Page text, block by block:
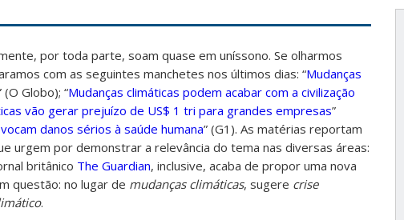
por toda parte, soam quase em uníssono. Se olharmos
com as seguintes manchetes nos últimos dias: “Mudanças
(O Globo); “Mudanças climáticas podem acabar com a civilização
vão gerar prejuízo de US$ 1 tri para grandes empresas”
danos sérios à saúde humana” (G1). As matérias reportam
urgem por demonstrar a relevância do tema nas diversas áreas:
britânico The Guardian, inclusive, acaba de propor uma nova
questão: no lugar de mudanças climáticas, sugere crise
.